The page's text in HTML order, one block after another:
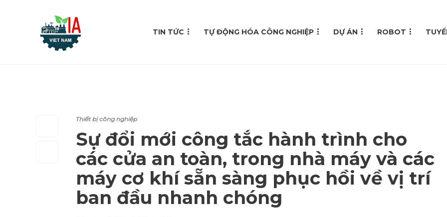
TIN TỨC TỰ ĐỘNG HÓA CÔNG NGHIỆP DỰ ÁN ROBOT
Thiết bị công nghiệp
Sự đổi mới công tắc hành trình cho
các cửa an toàn, trong nhà máy và các
máy cơ khí sẵn sàng phục hồi về vị trí
ban đầu nhanh chóng